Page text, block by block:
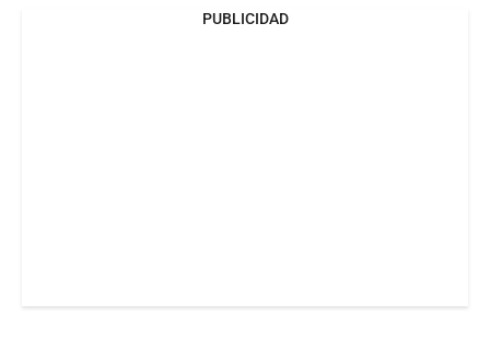
PUBLICIDAD